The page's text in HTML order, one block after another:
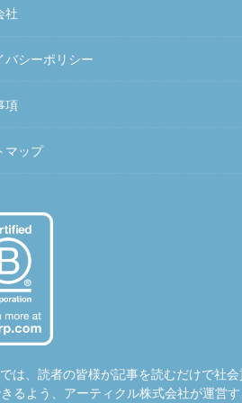
社
バシーポリシー
項
マップ
は、読者の皆様が記事を読むだけで社会
るよう、アーティクル株式会社が運営す